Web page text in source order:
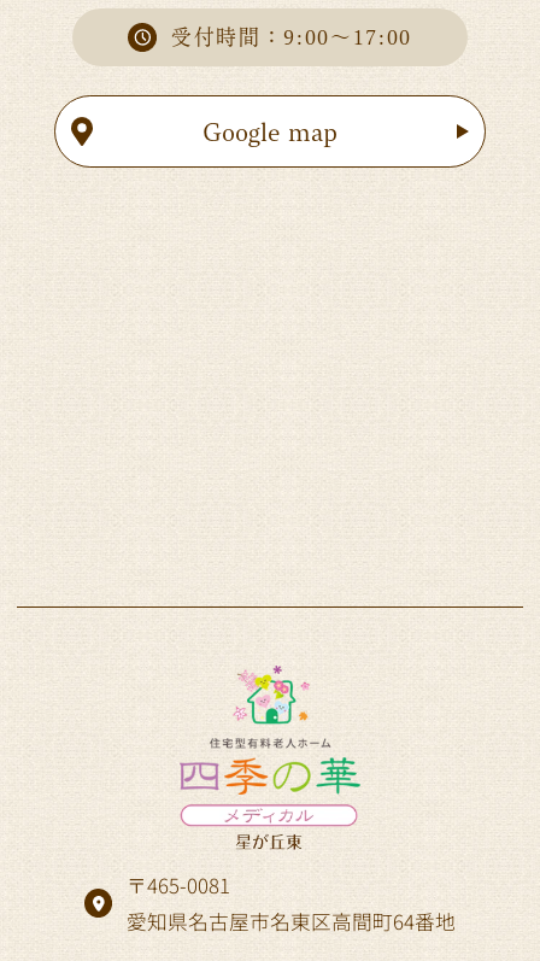
受付時間：9:00～17:00
Google map
〒465-0081
愛知県名古屋市名東区高間町64番地